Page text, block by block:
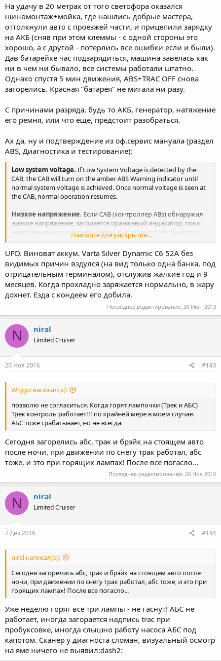
2. После того, как аккумуляторная батарея зарядилась,
необходимо поставить предохранитель ABS-системы на место.
При запуске двигателя и установленном предохранителе ABS-
системы, лампочка на панели приборов не светится.
На удачу в 20 метрах от того светофора оказался
шиномонтаж+мойка, где нашлись добрые мастера,
оттолкнули авто с проезжей части, и прицепили зарядку
на АКБ (сняв при этом клеммы - с одной стороны это
хорошо, а с другой - потерлись все ошибки если и были).
Дав батарейке час подзарядиться, машина завелась как
ни в чем ни бывало, все системы работали штатно.
Однако спустя 5 мин движения, ABS+TRAC OFF снова
загорелись. Красная "батарея" не мигала ни разу.
С причинами разряда, будь то АКБ, генератор, натяжение
его ремня, или что еще, предстоит разобраться.
Ах да, ну и подтверждение из оф.сервис мануала (раздел
ABS, Диагностика и тестирование):
Low system voltage. If Low System Voltage is detected by the
CAB, the CAB will turn on the amber ABS Warning indicator until
normal system voltage is achieved. Once normal voltage is seen at
the CAB, normal operation resumes.
Низкое напряжение. Если CAB (контроллер ABs) обнаружил
низкое напряжение, загорается оранжевый индикатор, пока
напряжение не достигнет нормы. Как только CAB обнаружит
нормальное напряжение, он продолжит работу
Нажмите для раскрытия...
UPD. Виноват аккум. Varta Silver Dynamic C6 52А без
видимых причин вздулся (на вид только одна банка, под
отрицательным терминалом), отслужив жалкие год и 9
месяцев. Когда прохладно заряжается нормально, в жару
дохнет. Езда с кондеем его добила.
Последнее редактирование: 30 Июн 2013
N niral
Limited Cruiser
20 Ноя 2016 #143
W!ggo написал(а):
позволю не согласиться. Когда горят лампочки (Трек и АБС)
Трек контроль работает!!! по крайней мере в моем случае.
АБС тоже срабатывает, но не всегда
Сегодня загорелись абс, трак и брэйк на стоящем авто
после ночи, при движении по снегу трак работал, абс
тоже, и это при горящих лампах! После все погасло...
Последнее редактирование: 20 Ноя 2016
N niral
Limited Cruiser
7 Дек 2016 #144
niral написал(а):
Сегодня загорелись абс, трак и брэйк на стоящем авто после
ночи, при движении по снегу трак работал, абс тоже, и это при
горящих лампах! После все погасло...
Уже неделю горят все три лампы - не гаснут! АБС не
работает, иногда загорается надпись trac при
пробуксовке, иногда слышно работу насоса АБС под
капотом. Сканер у диагноста сломан, визуальный осмотр
на яме ничего не выявил:dash2: